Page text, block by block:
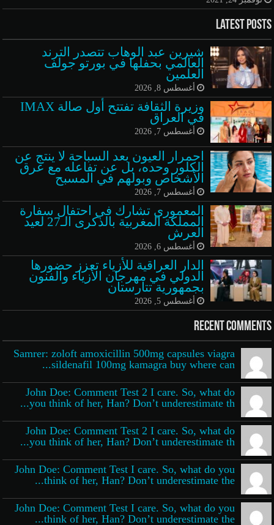
Latest Posts
شيرين عبد الوهاب تتصدر الترند
العالمي بحفلها في بورتو جولف
العلمين
أغسطس 8, 2026
وزيرة الثقافة تفتتح أول صالة IMAX
في العراق
أغسطس 7, 2026
احمرار العيون بعد السباحة لا ينتج عن
الكلور وحده، بل عن تفاعله مع عرق
الأشخاص وبولهم في المسبح
أغسطس 7, 2026
المعموري تشارك في احتفال سفارة
المملكة المغربية بالذكرى الـ27 لعيد
العرش
أغسطس 6, 2026
الدار العراقية للأزياء تعزز حضورها
الدولي في مهرجان الأزياء والفنون
بجمهورية تتارستان
أغسطس 5, 2026
Recent Comments
Samrer: zoloft amoxicillin 500mg capsules viagra
sildenafil 100mg kamagra buy where can...
John Doe: Comment Test 2 I care. So, what do
you think of her, Han? Don’t underestimate th...
John Doe: Comment Test 2 I care. So, what do
you think of her, Han? Don’t underestimate th...
John Doe: Comment Test I care. So, what do you
think of her, Han? Don’t underestimate the...
John Doe: Comment Test I care. So, what do you
think of her, Han? Don’t underestimate the...